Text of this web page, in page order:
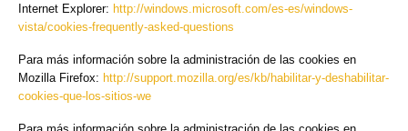
Internet Explorer: http://windows.microsoft.com/es-es/windows-
vista/cookies-frequently-asked-questions
Para más información sobre la administración de las cookies en
Mozilla Firefox: http://support.mozilla.org/es/kb/habilitar-y-deshabilitar-
cookies-que-los-sitios-we